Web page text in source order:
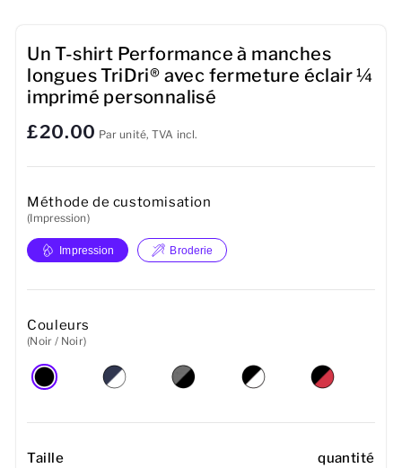
Tasses
Serviettes
Sacs
Accessoires de sport
Un T-shirt Performance à manches
longues TriDri® avec fermeture éclair ¼
imprimé personnalisé
£20.00 Par unité, TVA incl.
Méthode de customisation
(Impression)
Impression Broderie
Couleurs
(Noir / Noir)
Taille quantité